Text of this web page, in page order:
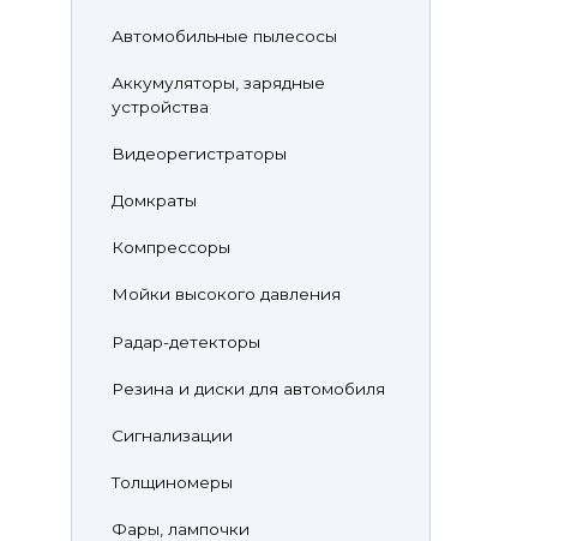
Автомобильные пылесосы
Аккумуляторы, зарядные
устройства
Видеорегистраторы
Домкраты
Компрессоры
Мойки высокого давления
Радар-детекторы
Резина и диски для автомобиля
Сигнализации
Толщиномеры
Фары, лампочки